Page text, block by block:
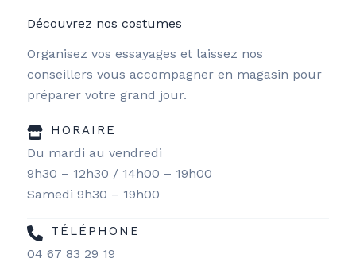
Découvrez nos costumes
Organisez vos essayages et laissez nos
conseillers vous accompagner en magasin pour
préparer votre grand jour.
HORAIRE
Du mardi au vendredi
9h30 – 12h30 / 14h00 – 19h00
Samedi 9h30 – 19h00
TÉLÉPHONE
04 67 83 29 19